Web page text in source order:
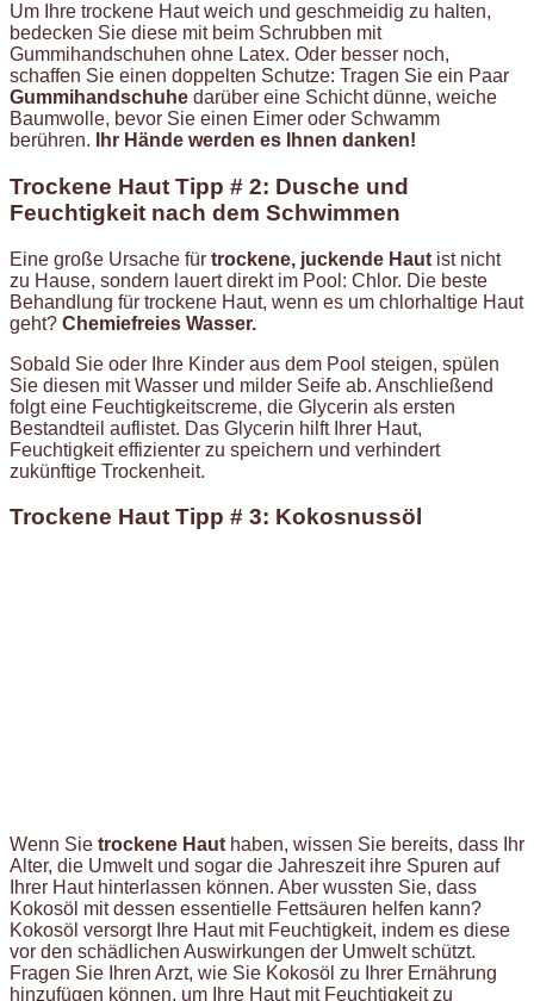
Um Ihre trockene Haut weich und geschmeidig zu halten,
bedecken Sie diese mit beim Schrubben mit
Gummihandschuhen ohne Latex. Oder besser noch,
schaffen Sie einen doppelten Schutze: Tragen Sie ein Paar
Gummihandschuhe darüber eine Schicht dünne, weiche
Baumwolle, bevor Sie einen Eimer oder Schwamm
berühren.
Ihr Hände werden es Ihnen danken!
Trockene Haut Tipp # 2: Dusche und
Feuchtigkeit nach dem Schwimmen
Eine große Ursache für trockene, juckende Haut ist nicht
zu Hause, sondern lauert direkt im Pool: Chlor. Die beste
Behandlung für trockene Haut, wenn es um chlorhaltige Haut
geht? Chemiefreies Wasser.
Sobald Sie oder Ihre Kinder aus dem Pool steigen, spülen
Sie diesen mit Wasser und milder Seife ab. Anschließend
folgt eine Feuchtigkeitscreme, die Glycerin als ersten
Bestandteil auflistet. Das Glycerin hilft Ihrer Haut,
Feuchtigkeit effizienter zu speichern und verhindert
zukünftige Trockenheit.
Trockene Haut Tipp # 3: Kokosnussöl
Wenn Sie trockene Haut haben, wissen Sie bereits, dass Ihr
Alter, die Umwelt und sogar die Jahreszeit ihre Spuren auf
Ihrer Haut hinterlassen können. Aber wussten Sie, dass
Kokosöl mit dessen essentielle Fettsäuren helfen kann?
Kokosöl versorgt Ihre Haut mit Feuchtigkeit, indem es diese
vor den schädlichen Auswirkungen der Umwelt schützt.
Fragen Sie Ihren Arzt, wie Sie Kokosöl zu Ihrer Ernährung
hinzufügen können, um Ihre Haut mit Feuchtigkeit zu